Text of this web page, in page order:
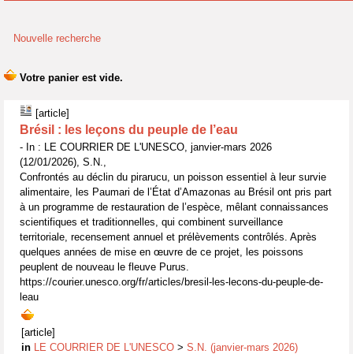
Nouvelle recherche
[article]
Brésil : les leçons du peuple de l’eau
- In : LE COURRIER DE L'UNESCO, janvier-mars 2026
(12/01/2026), S.N.,
Confrontés au déclin du pirarucu, un poisson essentiel à leur survie
alimentaire, les Paumari de l’État d’Amazonas au Brésil ont pris part
à un programme de restauration de l’espèce, mêlant connaissances
scientifiques et traditionnelles, qui combinent surveillance
territoriale, recensement annuel et prélèvements contrôlés. Après
quelques années de mise en œuvre de ce projet, les poissons
peuplent de nouveau le fleuve Purus.
https://courier.unesco.org/fr/articles/bresil-les-lecons-du-peuple-de-
leau
[article]
in LE COURRIER DE L'UNESCO > S.N. (janvier-mars 2026)